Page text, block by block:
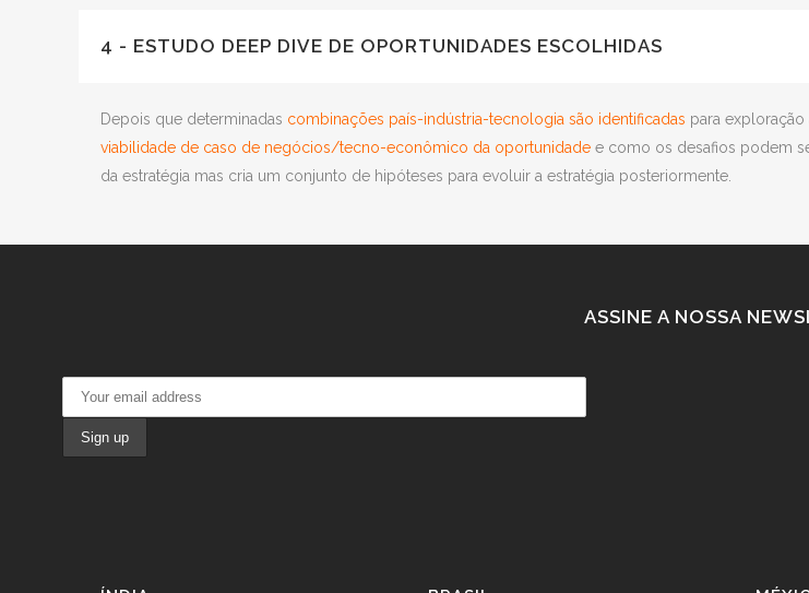
4 - ESTUDO DEEP DIVE DE OPORTUNIDADES ESCOLHIDAS
Depois que determinadas combinações país-indústria-tecnologia são identificadas para
viabilidade de caso de negócios/tecno-econômico da oportunidade e como os desafios podem
da estratégia mas cria um conjunto de hipóteses para evoluir a estratégia posteriormente.
ASSINE A NOSSA